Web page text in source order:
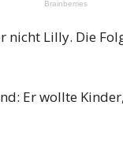
nicht Lilly. Die
Er wollte